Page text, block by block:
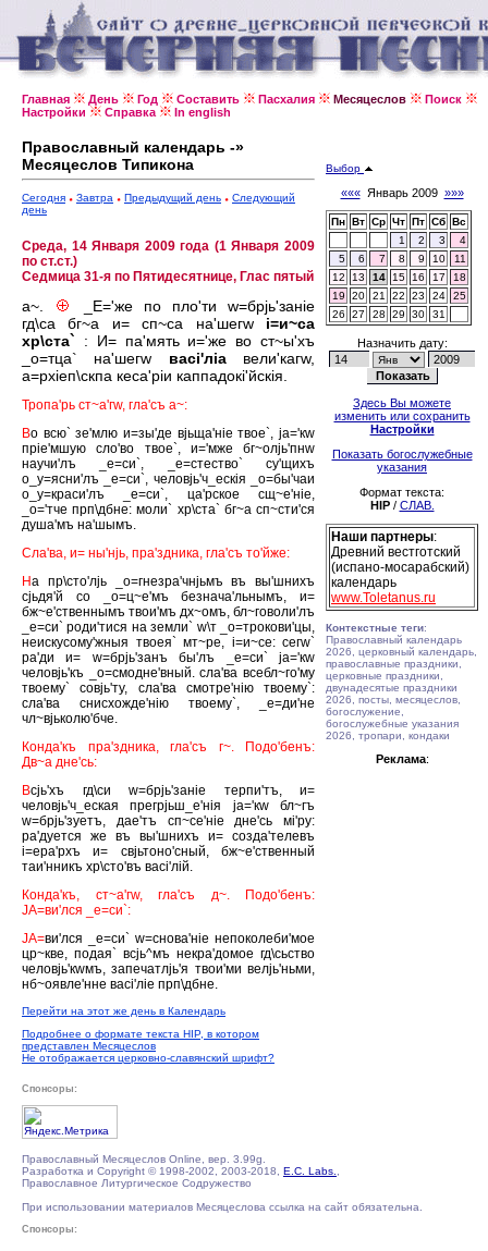
Главная День Год Составить Пасхалия Месяцеслов
Поиск
Настройки
Справка In english
Православный календарь -»
Месяцеслов Типикона
Сегодня Завтра Предыдущий день
Следующий
день
Среда, 14 Января 2009 года (1 Января 2009
по ст.ст.)
Седмица 31-я по Пятидесятнице, Глас пятый
а~.
_Е='же по пло'ти w=брjь'занiе
гд\са бг~а и= сп~са на'шегw i=и~са
хр\ста` : И= па'мять и='же во ст~ы'хъ
_о=тца` на'шегw васi'лiавели'кагw,
а=рхiеп\скпа кеса'рiи каппадокi'йскiя.
Тропа'рь ст~а'гw, гла'съ а~:
Во всю` зе'млю и=зы'де вjьща'нiе твое`, jа='кw
прiе'мшую сло'во твое`, и='мже бг~олjь'пнw
научи'лъ _е=си`, _е=стество` су'щихъ
о_у=ясни'лъ _е=си`, человjь'ч_ескiя _о=бы'чаи
о_у=краси'лъ _е=си`, ца'рское сщ~е'нiе,
_о='тче прп\дбне: моли` хр\ста` бг~а сп~сти'ся
душа'мъ на'шымъ.
Сла'ва, и= ны'нjь, пра'здника, гла'съ то'йже:
На пр\сто'лjь _о=гнезра'чнjьмъ въ вы'шнихъ
сjьдя'й со _о=ц~е'мъ безнача'льнымъ, и=
бж~е'ственнымъ твои'мъ дх~омъ, бл~говоли'лъ
_е=си` роди'тися на земли` w\т _о=трокови'цы,
неискусому'жныя твоея` мт~ре, i=и~се: сегw`
ра'ди и= w=брjь'занъ бы'лъ _е=си` jа='кw
человjь'къ _о=смодне'вный. сла'ва всебл~го'му
твоему` совjь'ту, сла'ва смотре'нiю твоему`:
сла'ва снисхожде'нiю твоему`, _е=ди'не
чл~вjьколю'бче.
Конда'къ пра'здника, гла'съ г~. Подо'бенъ:
Дв~а дне'сь:
Всjь'хъ гд\си w=брjь'занiе терпи'тъ, и=
человjь'ч_еская прегрjьш_е'нiя jа='кw бл~гъ
w=брjь'зуетъ, дае'тъ сп~се'нiе дне'сь мi'ру:
ра'дуется же въ вы'шнихъ и= созда'телевъ
i=ера'рхъ и= свjьтоно'сный, бж~е'ственный
таи'нникъ хр\сто'въ васi'лiй.
Конда'къ, ст~а'гw, гла'съ д~. Подо'бенъ:
JА=ви'лся _е=си`:
JА=ви'лся _е=си` w=снова'нiе непоколеби'мое
цр~кве, подая` всjь^мъ некра'домое гд\сьство
человjь'кwмъ, запечатлjь'я твои'ми велjь'ньми,
нб~оявле'нне васi'лiе прп\дбне.
Перейти на этот же день в Календарь
Подробнее о формате текста HIP, в котором
представлен Месяцеслов
Не отображается церковно-славянский шрифт?
Выбор
«««Январь 2009 »»»
Пн Вт Ср Чт Пт Сб Вс
1
2 3
4
5
6 7 8 9 10
11
12
13 14 15 16 17
18
19
20 21 22 23 24
25
26
27 28 29 30 31
Назначить дату:
Здесь Вы можете
изменить или сохранить
Настройки
Показать богослужебные
указания
Формат текста:
HIP/ СЛАВ.
Наши партнеры:
Древний вестготский
(испано-мосарабский)
календарь
www.Toletanus.ru
Контекстные теги:
Православный календарь
2026, церковный календарь,
православные праздники,
церковные праздники,
двунадесятые праздники
2026, посты, месяцеслов,
богослужение,
богослужебные указания
2026, тропари, кондаки
Реклама:
Спонсоры:
Православный Месяцеслов Online, вер. 3.99g.
Разработка и Copyright © 1998-2002, 2003-2018, E.C. Labs.
Православное Литургическое Содружество
При использовании материалов Месяцеслова ссылка на сайт обязательна.
Спонсоры: